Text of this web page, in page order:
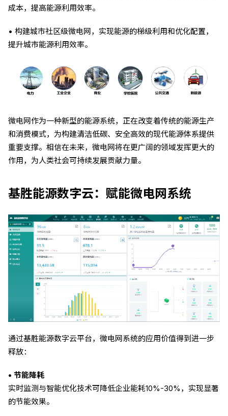
成本，提高能源利用效率。
• 构建城市社区级微电网，实现能源的梯级利用和优化配置，
提升城市能源利用效率。
微电网作为一种新型的能源系统，正在改变着传统的能源生产
和消费模式，为构建清洁低碳、安全高效的现代能源体系提供
重要支撑。相信在未来，微电网将在更广阔的领域发挥更大的
作用，为人类社会可持续发展贡献力量。
基胜能源数字云：赋能微电网系统
通过基胜能源数字云平台，微电网系统的应用价值得到进一步
释放：
• 节能降耗
实时监测与智能优化技术可降低企业能耗10%-30%，实现显著
的节能效果。